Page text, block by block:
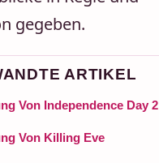
gegeben.
ARTIKEL
Von Independence Day 2
Von Killing Eve